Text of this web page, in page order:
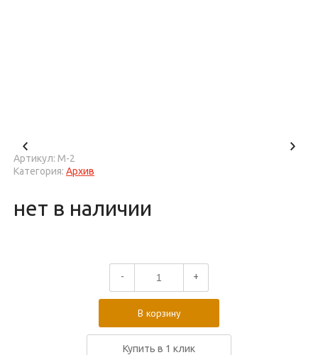
Артикул: М-2
Категория: Архив
нет в наличии
- +
В корзину
Купить в 1 клик